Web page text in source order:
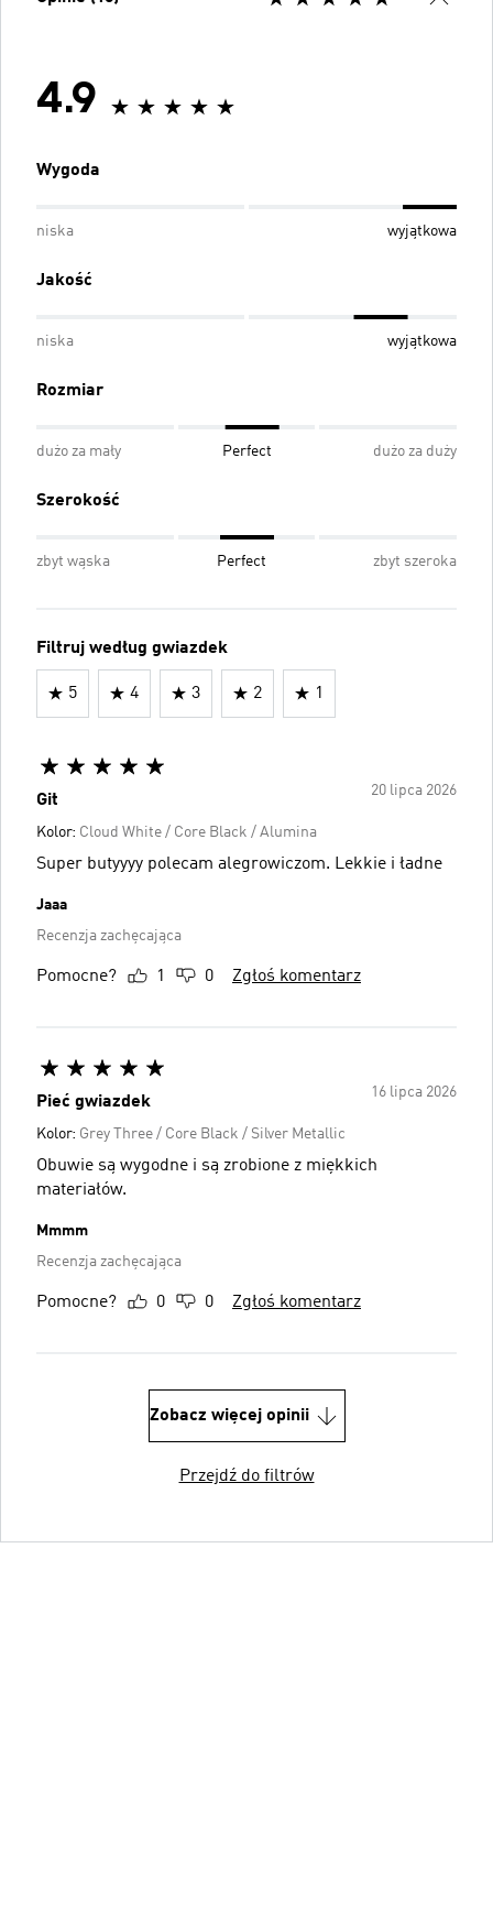
4.9
Wygoda
niska wyjątkowa
Jakość
niska wyjątkowa
Rozmiar
dużo za mały Perfect dużo za duży
Szerokość
zbyt wąska Perfect zbyt szeroka
Filtruj według gwiazdek
5 4 3 2 1
20 lipca 2026
Git
Kolor: Cloud White / Core Black / Alumina
Super butyyyy polecam alegrowiczom. Lekkie i ładne
Jaaa
Recenzja zachęcająca
Pomocne? 1 0 Zgłoś komentarz
16 lipca 2026
Pieć gwiazdek
Kolor: Grey Three / Core Black / Silver Metallic
Obuwie są wygodne i są zrobione z miękkich
materiałów.
Mmmm
Recenzja zachęcająca
Pomocne? 0 0 Zgłoś komentarz
Zobacz więcej opinii
Przejdź do filtrów